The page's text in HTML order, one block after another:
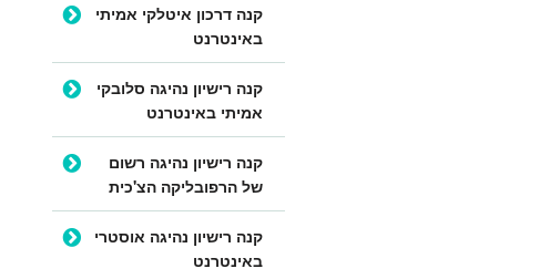
קנה דרכון איטלקי אמיתי
באינטרנט
קנה רישיון נהיגה סלובקי
אמיתי באינטרנט
קנה רישיון נהיגה רשום
של הרפובליקה הצ'כית
קנה רישיון נהיגה אוסטרי
באינטרנט